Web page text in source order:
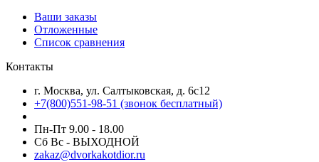
Ваши заказы
Отложенные
Список сравнения
Контакты
г. Москва, ул. Салтыковская, д. 6с12
+7(800)551-98-51 (звонок бесплатный)
Пн-Пт 9.00 - 18.00
Сб Вс - ВЫХОДНОЙ
zakaz@dvorkakotdior.ru